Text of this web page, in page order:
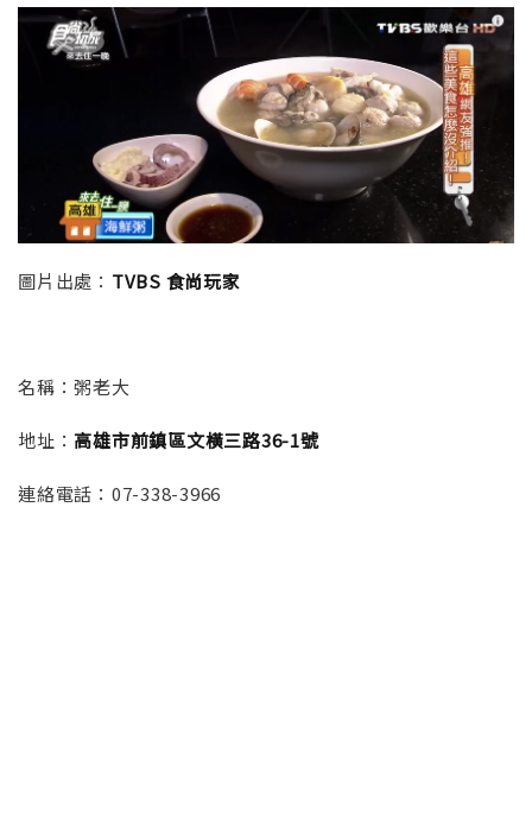
圖片出處： TVBS 食尚玩家
名稱：粥老大
地址：高雄市前鎮區文橫三路36-1號
連絡電話： 07-338-3966